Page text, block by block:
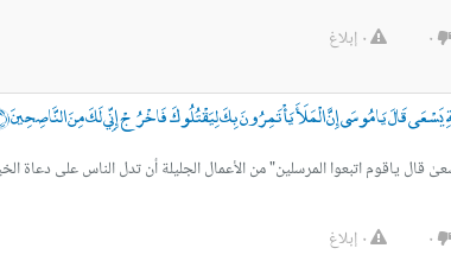
٠ ٠ إبلاغ
قَالَ يَا مُوسَى إِنَّ الْمَلَأَ يَأْتَمِرُونَ بِكَ لِيَقْتُلُوكَ فَاخْرُجْ إِنِّي لَكَ مِنَ النَّاصِحِينَ
ياقوم اتبعوا المرسلين" من اﻷعمال الجليلة أن تدل الناس على دعاة
٠ ٠ إبلاغ